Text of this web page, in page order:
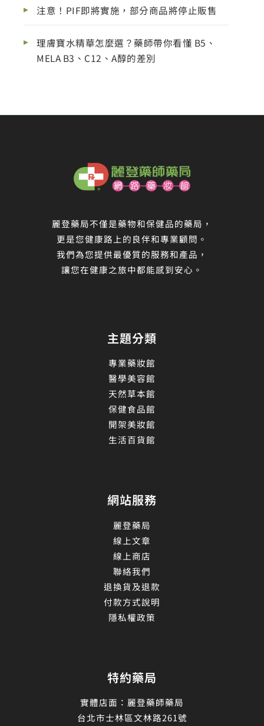
注意！PIF即將實施，部分商品將停止販售
理膚寶水精華怎麼選？藥師帶你看懂 B5、
MELA B3、C12、A醇的差別
麗登藥局不僅是藥物和保健品的藥局，
更是您健康路上的良伴和專業顧問。
我們為您提供最優質的服務和產品，
讓您在健康之旅中都能感到安心。
主題分類
專業藥妝館
醫學美容館
天然草本館
保健食品館
開架美妝館
生活百貨館
網站服務
麗登藥局
線上文章
線上商店
聯絡我們
退換貨及退款
付款方式說明
隱私權政策
特約藥局
實體店面：麗登藥師藥局
台北市士林區文林路261號